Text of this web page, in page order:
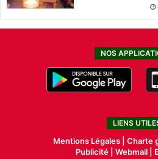
NOS
LIENS
Mentions Légales | Charte
Publicité| Webmail |